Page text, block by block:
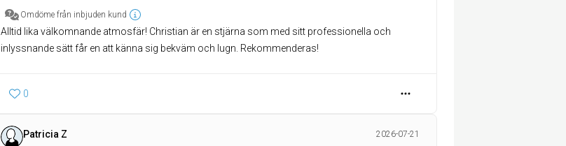
Omdöme från inbjuden kund
Alltid lika välkomnande atmosfär! Christian är en stjärna som med sitt professionella och
inlyssnande sätt får en att känna sig bekväm och lugn. Rekommenderas!
0
Patricia Z
2026-07-21